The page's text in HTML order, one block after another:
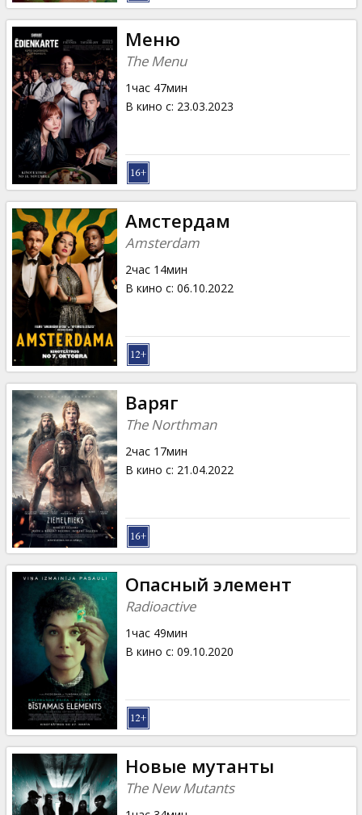
Меню
The Menu
1час 47мин
В кино с: 23.03.2023
Амстердам
Amsterdam
2час 14мин
В кино с: 06.10.2022
Варяг
The Northman
2час 17мин
В кино с: 21.04.2022
Опасный элемент
Radioactive
1час 49мин
В кино с: 09.10.2020
Новые мутанты
The New Mutants